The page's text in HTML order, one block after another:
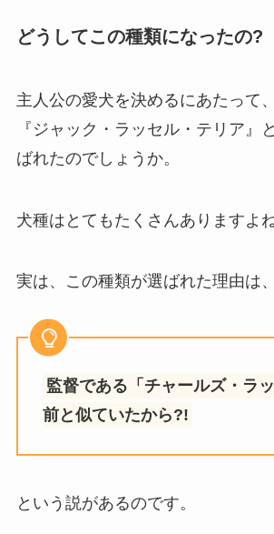
どうしてこの種類になったの?
主人公の愛犬を決めるにあたって
『ジャック・ラッセル・テリア』
ばれたのでしょうか。
犬種はとてもたくさんありますよね
実は、この種類が選ばれた理由は、
監督である「チャールズ・ラ
前と似ていたから?!
という説があるのです。